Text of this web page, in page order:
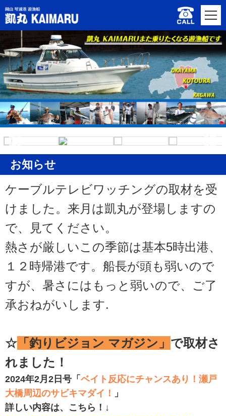
お知らせ
ケーブルテレビワッチングの取材を受
けました。来月は凱丸が登場しますの
で、見てください。
熱さが厳しいこの季節は基本5時出港、
１２時帰港です。船長が頭も弱いので
すが、暑さにはもっと弱いので、ご了
承おねがいします.
☆ 「釣りビジョン マガジン」 で取材さ
れました！
2024年2月2日号 「 ベイト反応にチャンスあり！瀬戸
大橋周辺のサビキマダイ！
」
詳しい内容は、こちら！↓